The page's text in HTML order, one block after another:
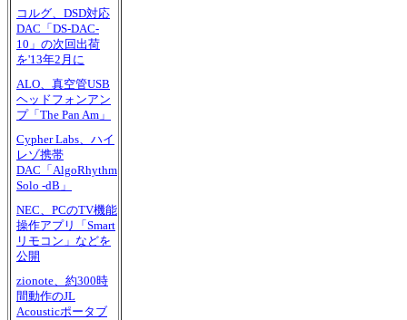
コルグ、DSD対応
DAC「DS-DAC-
10」の次回出荷
を'13年2月に
ALO、真空管USB
ヘッドフォンアン
プ「The Pan Am」
Cypher Labs、ハイ
レゾ携帯
DAC「AlgoRhythm
Solo -dB」
NEC、PCのTV機能
操作アプリ「Smart
リモコン」などを
公開
zionote、約300時
間動作のJL
Acousticポータブ